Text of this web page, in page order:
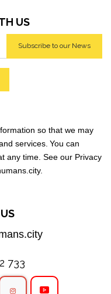
US
Subscribe to our News
so that we may
services. You can
any time. See our Privacy
.city.
733